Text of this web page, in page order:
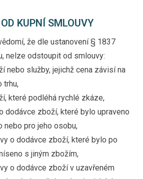
KUPNÍ SMLOUVY
že dle ustanovení § 1837
nelze odstoupit od smlouvy:
nebo služby, jejichž cena závisí na
trhu,
které podléhá rychlé zkáze,
dodávce zboží, které bylo upraveno
nebo pro jeho osobu,
o dodávce zboží, které bylo po
s jiným zbožím,
o dodávce zboží v uzavřeném